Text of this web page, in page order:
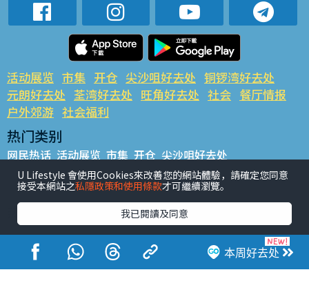
本周好去处
活动展览 市集 开仓 尖沙咀好去处 铜锣湾好去处
元朗好去处 荃湾好去处 旺角好去处 社会 餐厅情报
户外郊游 社会福利
热门类别
网民热话 活动展览 市集 开仓 尖沙咀好去处
铜锣湾好去处 元朗好去处 荃湾好去处 旺角好去处 社会
餐厅情报 户外郊游
热门标签
#UGO揾好去处 #人气活动推介 #美食社群热话
#亲子玩乐好去处
#ULifestyle应用程式
#限时抢
#UJetso礼物放送
#ULifestyle商户中心 #著数
U Lifestyle 會使用Cookies來改善您的網站體驗，請確定您同意
接受本網站之私隱政策和使用條款才可繼續瀏覽。
我已閱讀及同意